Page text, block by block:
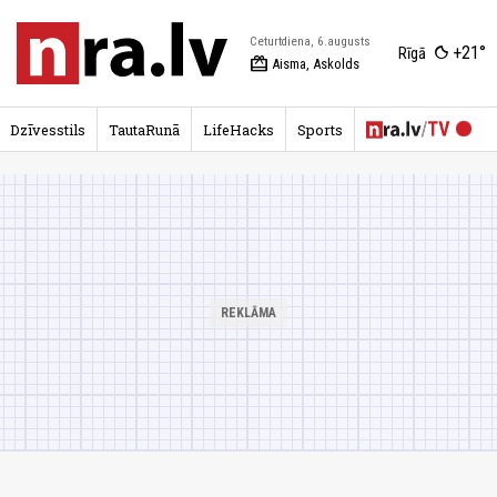
Ceturtdiena, 6.augusts
redeem Aisma, Askolds
Rīgā +21°
Dzīvesstils TautaRunā LifeHacks Sports